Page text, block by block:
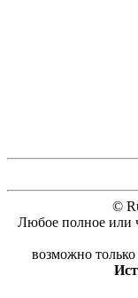
©
Любое полное или
возможно